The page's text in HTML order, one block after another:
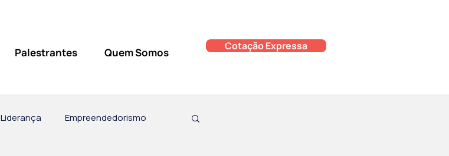
Palestrantes Quem Somos Cotação Expressa
Liderança Empreendedorismo